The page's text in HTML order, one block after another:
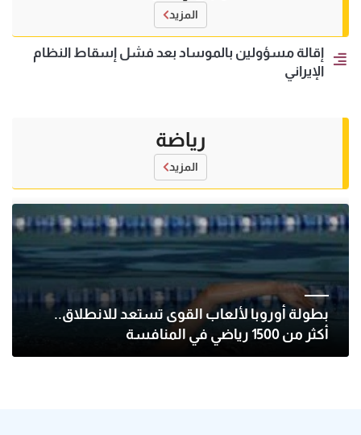
المزيد
إقالة مسؤولين بالموساد بعد فشل إسقاط النظام
الإيراني
رياضة
المزيد
بطولة أوروبا لألعاب القوى تستعد للانطلاق..
أكثر من 1500 رياضي في المنافسة